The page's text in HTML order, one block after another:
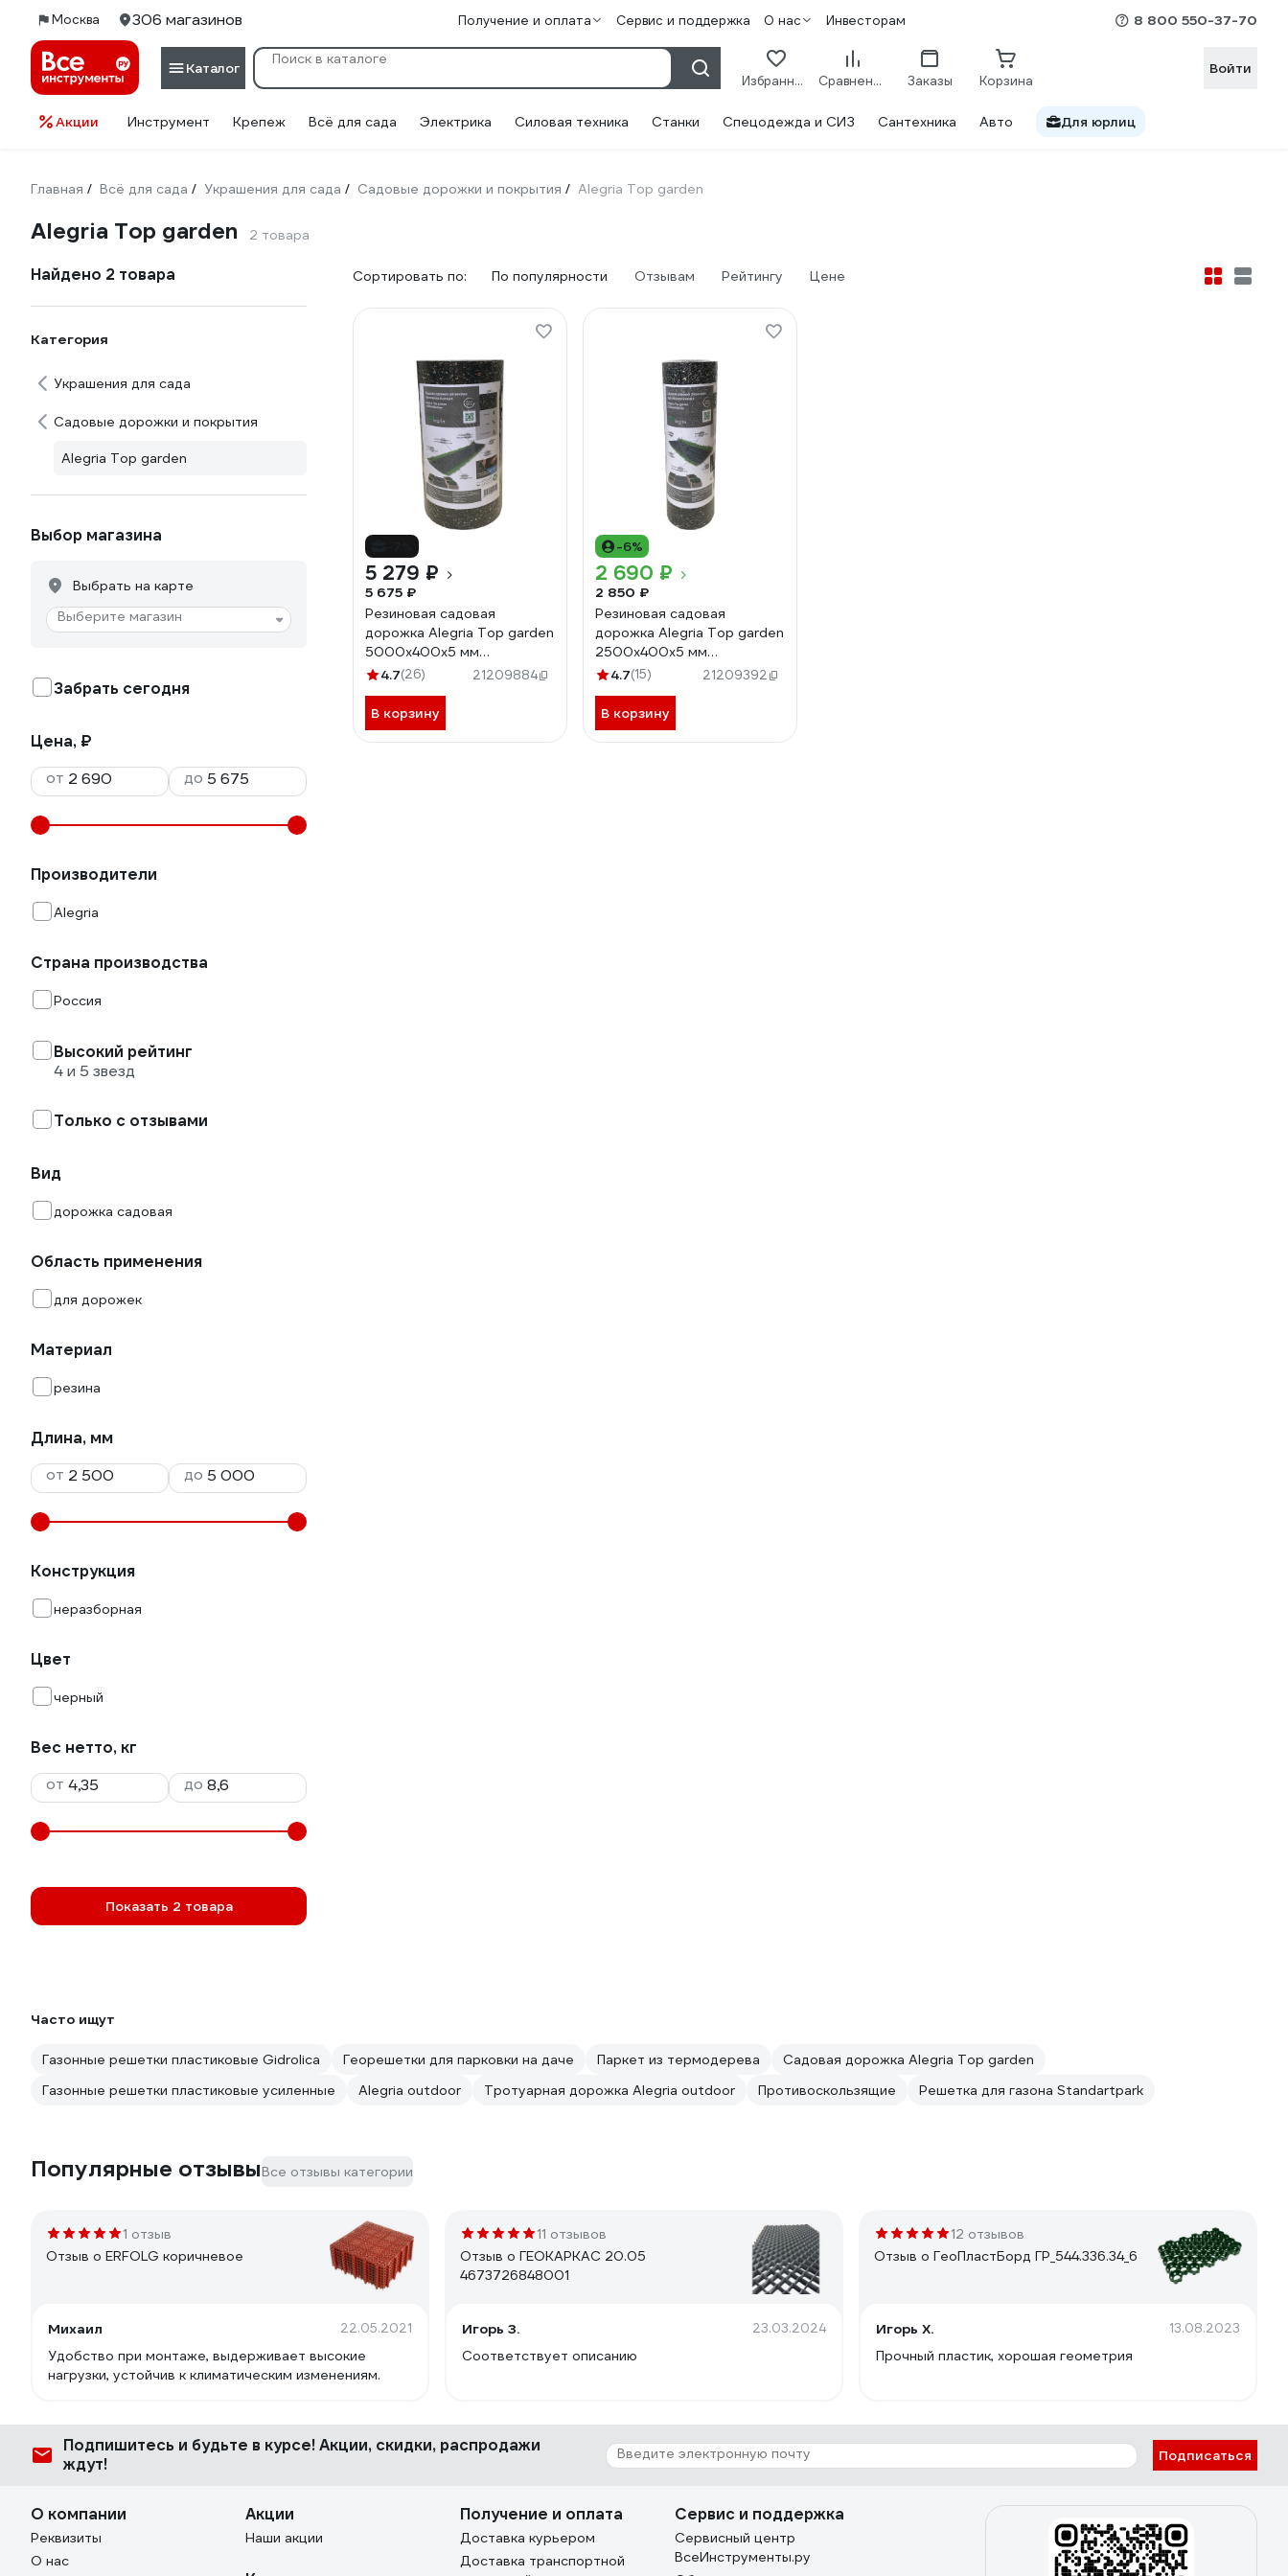
Москва 306 магазинов Получение и оплата Сервис и поддержка О нас Инвесторам 8 800 550-37-70
Каталог
Избранное Сравнение Заказы Корзина
Войти
Акции Инструмент Крепеж Всё для сада Электрика Силовая техника Станки Спецодежда и СИЗ Сантехника Авто Для юрлиц
Главная / Всё для сада / Украшения для сада / Садовые дорожки и покрытия / Alegria Top garden
Alegria Top garden 2 товара
Найдено 2 товара
Категория
Украшения для сада
Садовые дорожки и покрытия
Alegria Top garden
Выбор магазина
Выбрать на карте
Выберите магазин
Забрать сегодня
Цена, ₽
от
до
Производители
Alegria
Страна производства
Россия
Высокий рейтинг
4 и 5 звезд
Только с отзывами
Вид
дорожка садовая
Область применения
для дорожек
Материал
резина
Длина, мм
от
до
Конструкция
неразборная
Цвет
черный
Вес нетто, кг
от
до
Показать 2 товара
Сортировать по: По популярности Отзывам Рейтингу Цене
5 279 ₽
5 675 ₽
Резиновая садовая
дорожка Alegria Top garden
5000x400x5 мм
5000.400.5.TG
4.7(26) 21209884
В корзину
-6%
2 690 ₽
2 850 ₽
Резиновая садовая
дорожка Alegria Top garden
2500x400x5 мм
2500.400.5.TG
4.7(15) 21209392
В корзину
Часто ищут
Газонные решетки пластиковые Gidrolica Георешетки для парковки на даче Паркет из термодерева
Садовая дорожка Alegria Top garden
Газонные решетки пластиковые усиленные
Alegria outdoor Тротуарная дорожка Alegria outdoor Противоскользящие Решетка для газона Standartpark
Популярные отзывыВсе отзывы категории
1 отзыв
Отзыв о ERFOLG коричневое
Михаил 22.05.2021
Удобство при монтаже, выдерживает высокие
нагрузки, устойчив к климатическим изменениям.
11 отзывов
Отзыв о ГЕОКАРКАС 20.05
4673726848001
Игорь З. 23.03.2024
Соответствует описанию
12 отзывов
Отзыв о ГеоПластБорд ГР_544.336.34_6
Игорь Х. 13.08.2023
Прочный пластик, хорошая геометрия
Подпишитесь и будьте в курсе! Акции, скидки, распродажи
ждут!
Подписаться
О компании
Реквизиты
О нас
Акции
Наши акции
Получение и оплата
Доставка курьером
Доставка транспортной
Сервис и поддержка
Сервисный центр
ВсеИнструменты.ру